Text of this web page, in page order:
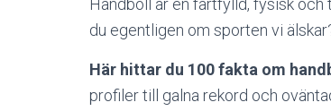
Handboll är en fartfylld, fysisk
du egentligen om sporten vi
Här hittar du 100 fakta om
profiler till galna rekord och